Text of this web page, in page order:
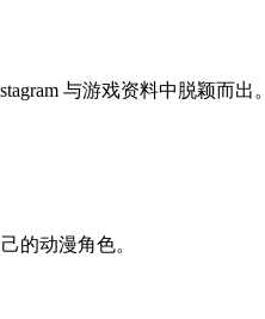
与游戏资料中脱颖而出。
的动漫角色。